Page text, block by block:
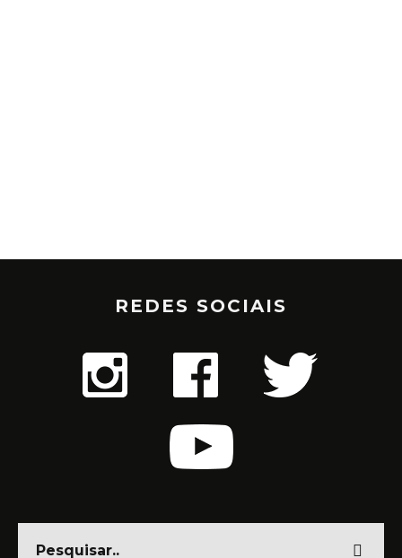
REDES SOCIAIS